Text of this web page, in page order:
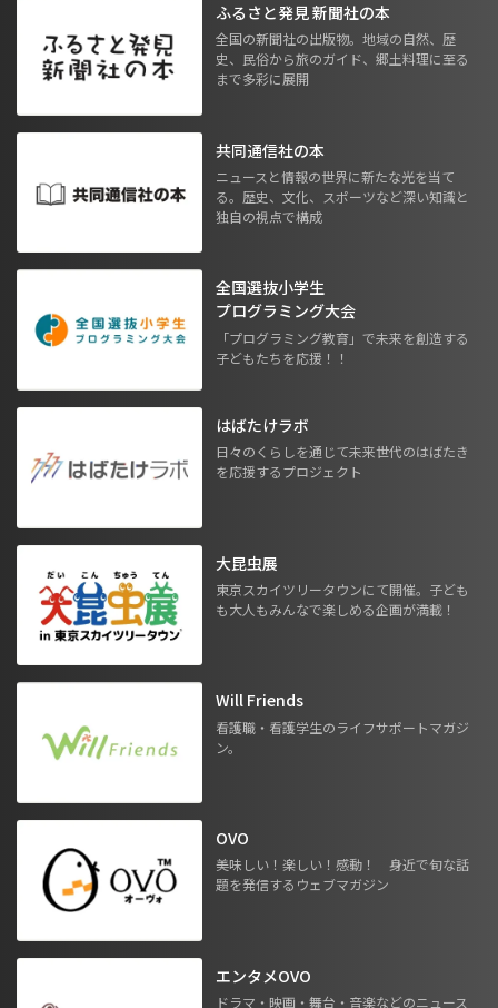
ふるさと発見 新聞社の本
全国の新聞社の出版物。地域の自然、歴
史、民俗から旅のガイド、郷土料理に至る
まで多彩に展開
共同通信社の本
ニュースと情報の世界に新たな光を当て
る。歴史、文化、スポーツなど深い知識と
独自の視点で構成
全国選抜小学生
プログラミング大会
「プログラミング教育」で未来を創造する
子どもたちを応援！！
はばたけラボ
日々のくらしを通じて未来世代のはばたき
を応援するプロジェクト
大昆虫展
東京スカイツリータウンにて開催。子ども
も大人もみんなで楽しめる企画が満載！
Will Friends
看護職・看護学生のライフサポートマガジ
ン。
OVO
美味しい！楽しい！感動！ 身近で旬な話
題を発信するウェブマガジン
エンタメOVO
ドラマ・映画・舞台・音楽などのニュース